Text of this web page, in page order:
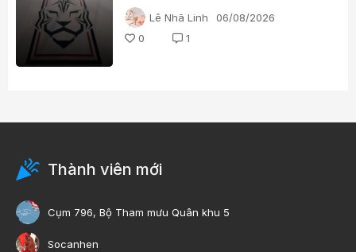
gái gọi cho trọng tài, cảnh sát
đột kích trụ sở
Lê Nhã Linh
06/08/2026
0
1
Thành viên mới
Cụm 796, Bộ Tham mưu Quân khu 5
Socanhen